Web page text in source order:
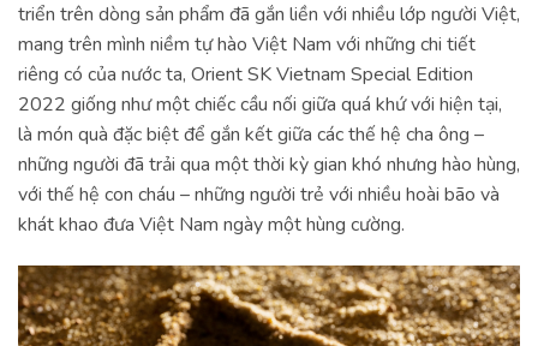
triển trên dòng sản phẩm đã gắn liền với nhiều lớp người Việt,
mang trên mình niềm tự hào Việt Nam với những chi tiết
riêng có của nước ta, Orient SK Vietnam Special Edition
2022 giống như một chiếc cầu nối giữa quá khứ với hiện tại,
là món quà đặc biệt để gắn kết giữa các thế hệ cha ông –
những người đã trải qua một thời kỳ gian khó nhưng hào hùng,
với thế hệ con cháu – những người trẻ với nhiều hoài bão và
khát khao đưa Việt Nam ngày một hùng cường.